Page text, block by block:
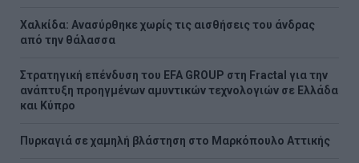
Χαλκίδα: Ανασύρθηκε χωρίς τις αισθήσεις του άνδρας
από την θάλασσα
Στρατηγική επένδυση του EFA GROUP στη Fractal για την
ανάπτυξη προηγμένων αμυντικών τεχνολογιών σε Ελλάδα
και Κύπρο
Πυρκαγιά σε χαμηλή βλάστηση στο Μαρκόπουλο Αττικής